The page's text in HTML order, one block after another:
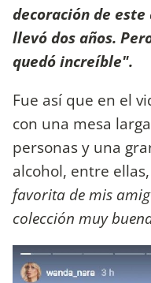
decoración de
llevó dos años.
quedó increíble".
Fue así que en el
con una mesa
personas y una
alcohol, entre
favorita de mis
colección muy